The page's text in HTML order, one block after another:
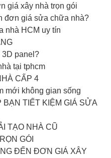
giá xây nhà trọn gói
đơn giá sửa chữa nhà?
nhà HCM uy tín
3D panel?
tại tphcm
CẤP 4
mới không gian sống
BẠN TIẾT KIỆM GIÁ SỬA
TẠO NHÀ CŨ
GÓI
ĐẾN ĐƠN GIÁ XÂY